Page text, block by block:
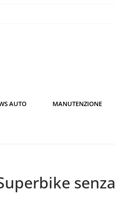
AUTO MANUTENZIONE
senza